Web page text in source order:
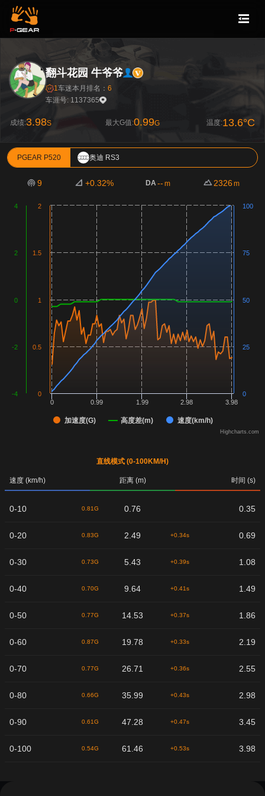
翻斗花园 牛爷爷
1车迷本月排名： 6
车涯号: 1137365
成绩:3.98S 最大G值:0.99G 温度:13.6°C
PGEAR P520 奥迪 RS3
9 +0.32% DA-- m 2326 m
加速度(G) 高度差(m) 速度(km/h)
0 0.99 1.99 2.98 3.98
0
0.5
1
1.5
2
-4
-2
0
2
4
0
25
50
75
100
Highcharts.com
直线模式 (0-100KM/H)
速度 (km/h) 距离 (m) 时间 (s)
0-10 0.81G 0.76 0.35
0-20 0.83G 2.49 +0.34s 0.69
0-30 0.73G 5.43 +0.39s 1.08
0-40 0.70G 9.64 +0.41s 1.49
0-50 0.77G 14.53 +0.37s 1.86
0-60 0.87G 19.78 +0.33s 2.19
0-70 0.77G 26.71 +0.36s 2.55
0-80 0.66G 35.99 +0.43s 2.98
0-90 0.61G 47.28 +0.47s 3.45
0-100 0.54G 61.46 +0.53s 3.98